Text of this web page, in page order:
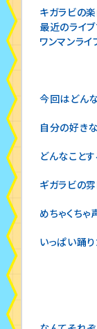
キガラビの
最近のライ
ワンマンラ
今回はどん
自分の好き
どんなこと
ギガラビの
めちゃくち
いっぱい踊